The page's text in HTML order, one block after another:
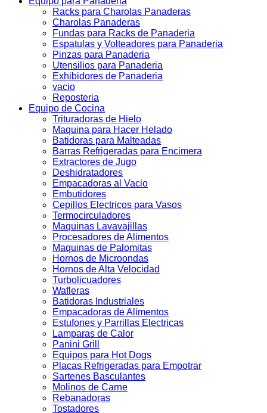
Racks para Charolas Panaderas
Charolas Panaderas
Fundas para Racks de Panaderia
Espatulas y Volteadores para Panaderia
Pinzas para Panaderia
Utensilios para Panaderia
Exhibidores de Panaderia
vacio
Reposteria
Equipo de Cocina
Trituradoras de Hielo
Maquina para Hacer Helado
Batidoras para Malteadas
Barras Refrigeradas para Encimera
Extractores de Jugo
Deshidratadores
Empacadoras al Vacio
Embutidores
Cepillos Electricos para Vasos
Termocirculadores
Maquinas Lavavajillas
Procesadores de Alimentos
Maquinas de Palomitas
Hornos de Microondas
Hornos de Alta Velocidad
Turbolicuadores
Wafleras
Batidoras Industriales
Empacadoras de Alimentos
Estufones y Parrillas Electricas
Lamparas de Calor
Panini Grill
Equipos para Hot Dogs
Placas Refrigeradas para Empotrar
Sartenes Basculantes
Molinos de Carne
Rebanadoras
Tostadores